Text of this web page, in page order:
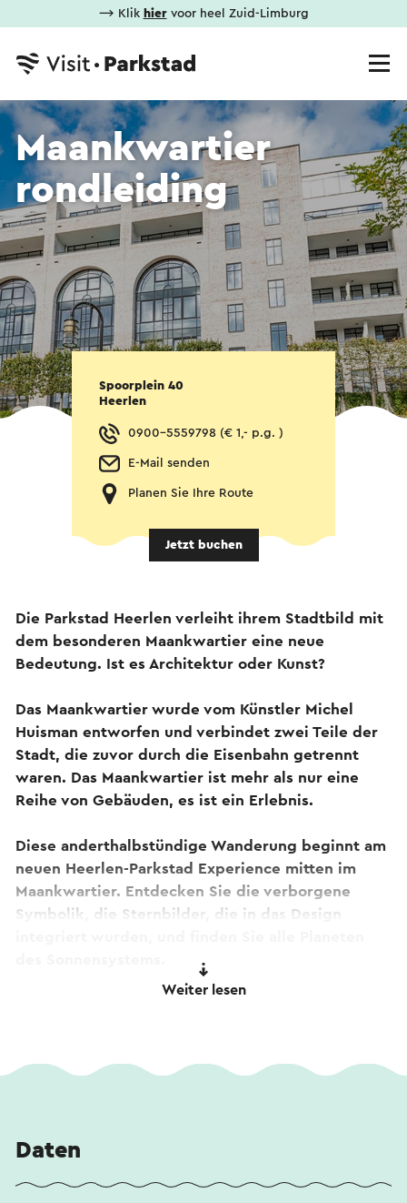
⟶ Klik hiervoor heel Zuid-Limburg
Maankwartier
rondleiding
Spoorplein 40
Heerlen
0900-5559798 (€ 1,- p.g. )
E-Mail senden
Planen Sie Ihre Route
Jetzt buchen
Die Parkstad Heerlen verleiht ihrem Stadtbild mit
dem besonderen Maankwartier eine neue
Bedeutung. Ist es Architektur oder Kunst?
Das Maankwartier wurde vom Künstler Michel
Huisman entworfen und verbindet zwei Teile der
Stadt, die zuvor durch die Eisenbahn getrennt
waren. Das Maankwartier ist mehr als nur eine
Reihe von Gebäuden, es ist ein Erlebnis.
Diese anderthalbstündige Wanderung beginnt am
neuen Heerlen-Parkstad Experience mitten im
Maankwartier. Entdecken Sie die verborgene
Symbolik, die Sternbilder, die in das Design
Weiter lesen
Daten